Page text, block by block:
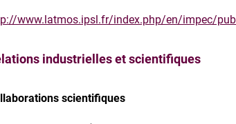
www.latmos.ipsl.fr/index.php/en/impec/
industrielles et scientifiques
scientifiques